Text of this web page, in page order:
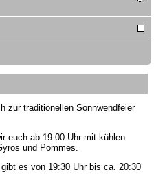
zur traditionellen Sonnwendfeier
euch ab 19:00 Uhr mit kühlen
und Pommes.
es von 19:30 Uhr bis ca. 20:30